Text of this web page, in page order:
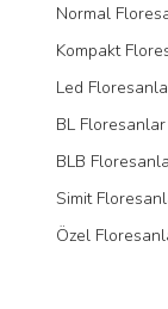
farklı alternatifler olmalı.
Normal
Kompakt
Led
BL Floresanlar
BLB
Simit
Özel